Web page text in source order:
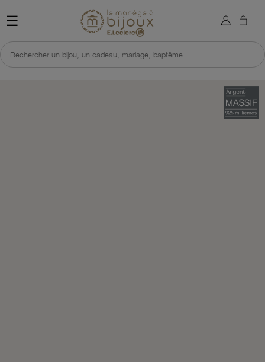
☰ Retour à l'accueil du site
Rechercher un bijou, un cadeau, mariage, baptême...
×